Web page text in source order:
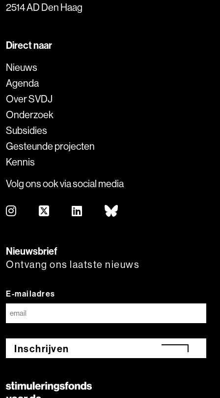
2514 AD Den Haag
Direct naar
Nieuws
Agenda
Over SVDJ
Onderzoek
Subsidies
Gesteunde projecten
Kennis
Volg ons ook via social media
Nieuwsbrief
Ontvang ons laatste nieuws
E-mailadres
Inschrijven